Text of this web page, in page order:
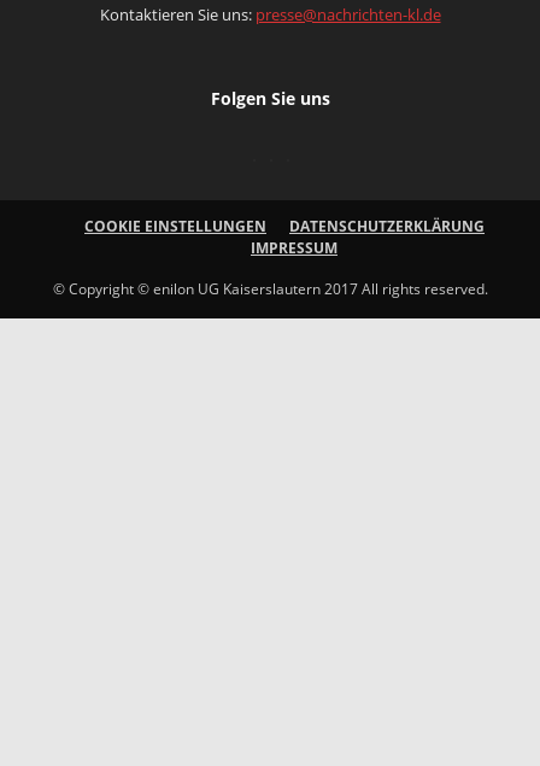
Kontaktieren Sie uns: presse@nachrichten-kl.de
Folgen Sie uns
COOKIE EINSTELLUNGEN
DATENSCHUTZERKLÄRUNG
IMPRESSUM
© Copyright © enilon UG Kaiserslautern 2017 All rights reserved.